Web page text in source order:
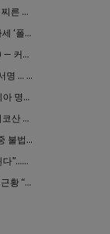
LA 메트로 버스서 승객 얼굴 흉기로 찌른 증오범죄 피고인, 종신형에 징역 7년 추가 선고
삼성 144만대 신기록 … 구글·애플 가세 ‘폴더블 대전’ 열린다
[석승환의 MLB] 덕아웃의 아시안(1) — 커트 스즈키가 우리에게 묻는 것
트럼프, “원정출산 차단” 행정명령 서명 … 외국 공무원 자녀도 시민권 안준다
차량 돌진에 식당 초토화… 캘리포니아 명물 버거집 “다시 일어설 수 있도록 도와주세요”
“전국적 살모네라 식중독 확산, 멕시코산 할라피뇨”– CDC
샌버나디노 카운티 보복운전 수사 중 불법 총기 20정·탄약 2만 발 압수
“AI 시장 주도권, 결국 엔비디아가 쥔다”…모건스탠리 장담
김지수, 프라하서 여행사 대표 변신 근황 “가볼 만하니…”